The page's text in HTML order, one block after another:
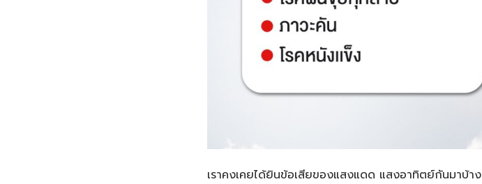
เราคงเคยได้ยินข้อเสียของแสงแดด แสงอาทิตย์กันมาบ้าง